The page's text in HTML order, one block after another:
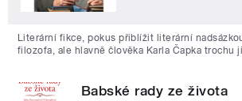
Literární fikce, pokus přiblížit literární
filozofa, ale hlavně člověka Karla Čapka trochu
Babské rady ze života